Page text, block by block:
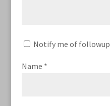
Notify me of
Name *